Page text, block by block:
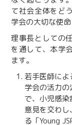
て社会全体をど
学会の大切な使
理事長としての
を通して、本学
ます。
若手医師によ
学会の活力
で、小児感染
意見を交わ
る「Young